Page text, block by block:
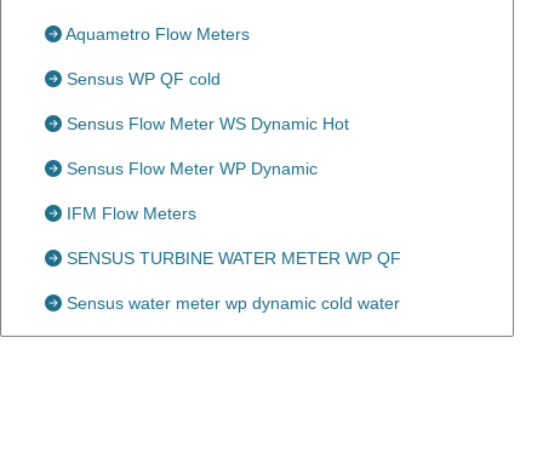
Aquametro Flow Meters
Sensus WP QF cold
Sensus Flow Meter WS Dynamic Hot
Sensus Flow Meter WP Dynamic
IFM Flow Meters
SENSUS TURBINE WATER METER WP QF
Sensus water meter wp dynamic cold water